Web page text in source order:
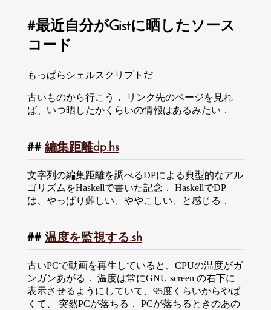
最近自分がGistに晒したソース
コード
もっぱらシェルスクリプトだ
古いものから行こう． リンク先のページを見れ
ば、いつ晒したかくらいの情報はあるみたい．
編集距離dp.hs
文字列の編集距離を調べるDPによる典型的なアル
ゴリズムをHaskellで書いた記念． HaskellでDP
は、やっぱり難しい、ややこしい、と感じる．
温度を監視する.sh
古いPCで動画を再生していると、CPUの温度がガ
ンガンあがる． 温度は常にGNU screen の右下に
表示させるようにしていて、95度くらいからやば
くて、 突然PCが落ちる． PCが落ちるときのあの